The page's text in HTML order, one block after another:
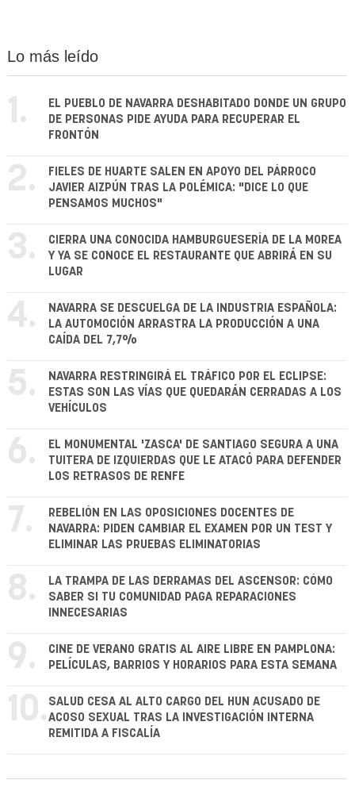
Lo más leído
1.
EL PUEBLO DE NAVARRA DESHABITADO DONDE UN GRUPO
DE PERSONAS PIDE AYUDA PARA RECUPERAR EL
FRONTÓN
2.
FIELES DE HUARTE SALEN EN APOYO DEL PÁRROCO
JAVIER AIZPÚN TRAS LA POLÉMICA: "DICE LO QUE
PENSAMOS MUCHOS"
3.
CIERRA UNA CONOCIDA HAMBURGUESERÍA DE LA MOREA
Y YA SE CONOCE EL RESTAURANTE QUE ABRIRÁ EN SU
LUGAR
4.
NAVARRA SE DESCUELGA DE LA INDUSTRIA ESPAÑOLA:
LA AUTOMOCIÓN ARRASTRA LA PRODUCCIÓN A UNA
CAÍDA DEL 7,7%
5.
NAVARRA RESTRINGIRÁ EL TRÁFICO POR EL ECLIPSE:
ESTAS SON LAS VÍAS QUE QUEDARÁN CERRADAS A LOS
VEHÍCULOS
6.
EL MONUMENTAL 'ZASCA' DE SANTIAGO SEGURA A UNA
TUITERA DE IZQUIERDAS QUE LE ATACÓ PARA DEFENDER
LOS RETRASOS DE RENFE
7.
REBELIÓN EN LAS OPOSICIONES DOCENTES DE
NAVARRA: PIDEN CAMBIAR EL EXAMEN POR UN TEST Y
ELIMINAR LAS PRUEBAS ELIMINATORIAS
8.
LA TRAMPA DE LAS DERRAMAS DEL ASCENSOR: CÓMO
SABER SI TU COMUNIDAD PAGA REPARACIONES
INNECESARIAS
9.
CINE DE VERANO GRATIS AL AIRE LIBRE EN PAMPLONA:
PELÍCULAS, BARRIOS Y HORARIOS PARA ESTA SEMANA
10. SALUD CESA AL ALTO CARGO DEL HUN ACUSADO DE
ACOSO SEXUAL TRAS LA INVESTIGACIÓN INTERNA
REMITIDA A FISCALÍA